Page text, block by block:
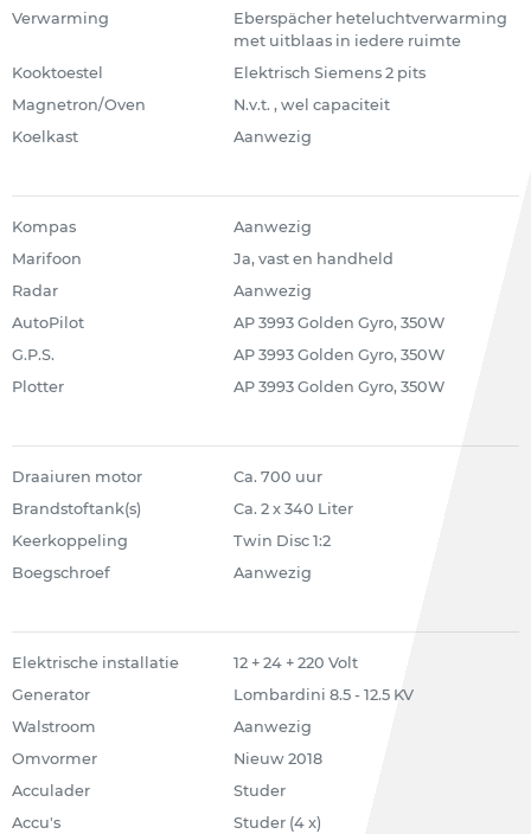
Verwarming
Eberspächer heteluchtverwarming
met uitblaas in iedere ruimte
Kooktoestel
Elektrisch Siemens 2 pits
Magnetron/Oven
N.v.t. , wel capaciteit
Koelkast
Aanwezig
Kompas
Aanwezig
Marifoon
Ja, vast en handheld
Radar
Aanwezig
AutoPilot
AP 3993 Golden Gyro, 350W
G.P.S.
AP 3993 Golden Gyro, 350W
Plotter
AP 3993 Golden Gyro, 350W
Draaiuren motor
Ca. 700 uur
Brandstoftank(s)
Ca. 2 x 340 Liter
Keerkoppeling
Twin Disc 1:2
Boegschroef
Aanwezig
Elektrische installatie
12 + 24 + 220 Volt
Generator
Lombardini 8.5 - 12.5 KV
Walstroom
Aanwezig
Omvormer
Nieuw 2018
Acculader
Studer
Accu's
Studer (4 x)